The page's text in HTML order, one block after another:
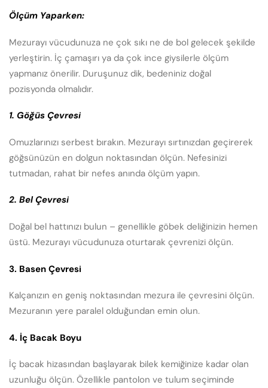
Ölçüm Yaparken:
Mezurayı vücudunuza ne çok sıkı ne de bol gelecek şekilde
yerleştirin. İç çamaşırı ya da çok ince giysilerle ölçüm
yapmanız önerilir. Duruşunuz dik, bedeniniz doğal
pozisyonda olmalıdır.
1. Göğüs Çevresi
Omuzlarınızı serbest bırakın. Mezurayı sırtınızdan geçirerek
göğsünüzün en dolgun noktasından ölçün. Nefesinizi
tutmadan, rahat bir nefes anında ölçüm yapın.
2. Bel Çevresi
Doğal bel hattınızı bulun – genellikle göbek deliğinizin hemen
üstü. Mezurayı vücudunuza oturtarak çevrenizi ölçün.
3. Basen Çevresi
Kalçanızın en geniş noktasından mezura ile çevresini ölçün.
Mezuranın yere paralel olduğundan emin olun.
4. İç Bacak Boyu
İç bacak hizasından başlayarak bilek kemiğinize kadar olan
uzunluğu ölçün. Özellikle pantolon ve tulum seçiminde